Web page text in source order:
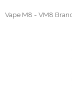
Vape M8 - VM8